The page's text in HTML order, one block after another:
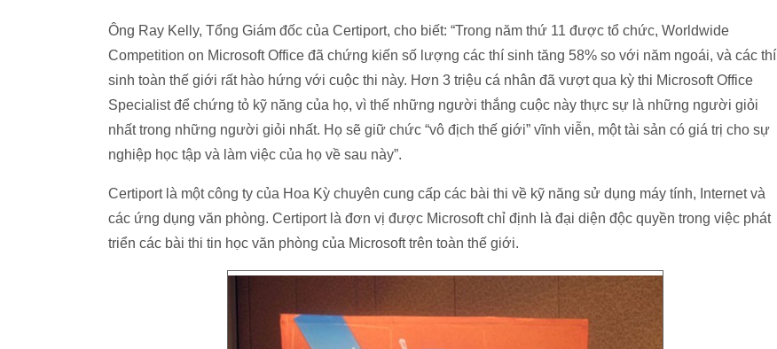
Ông Ray Kelly, Tổng Giám đốc của Certiport, cho biết: “Trong năm thứ 11 được tổ chức, Worldwide
Competition on Microsoft Office đã chứng kiến số lượng các thí sinh tăng 58% so với năm ngoái, và các thí
sinh toàn thế giới rất hào hứng với cuộc thi này. Hơn 3 triệu cá nhân đã vượt qua kỳ thi Microsoft Office
Specialist để chứng tỏ kỹ năng của họ, vì thế những người thắng cuộc này thực sự là những người giỏi
nhất trong những người giỏi nhất. Họ sẽ giữ chức “vô địch thế giới” vĩnh viễn, một tài sản có giá trị cho sự
nghiệp học tập và làm việc của họ về sau này”.
Certiport là một công ty của Hoa Kỳ chuyên cung cấp các bài thi về kỹ năng sử dụng máy tính, Internet và
các ứng dụng văn phòng. Certiport là đơn vị được Microsoft chỉ định là đại diện độc quyền trong việc phát
triển các bài thi tin học văn phòng của Microsoft trên toàn thế giới.